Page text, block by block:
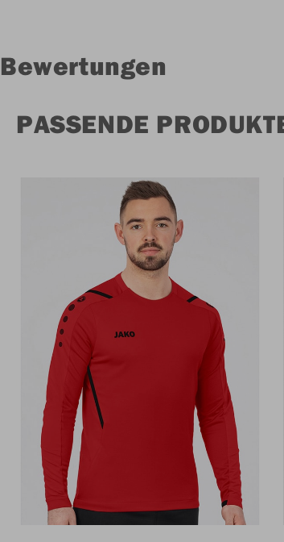
Bewertungen
PASSENDE